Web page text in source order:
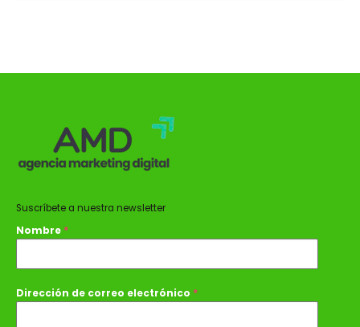
Suscríbete a nuestra newsletter
Nombre *
Dirección de correo electrónico *